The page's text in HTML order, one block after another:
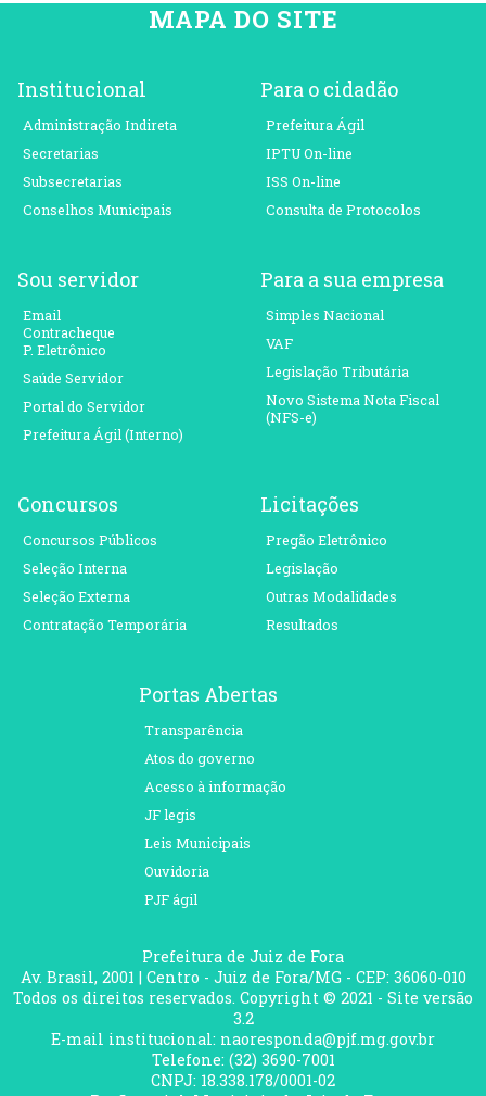
MAPA DO SITE
Institucional
Administração Indireta
Secretarias
Subsecretarias
Conselhos Municipais
Para o cidadão
Prefeitura Ágil
IPTU On-line
ISS On-line
Consulta de Protocolos
Sou servidor
Email
Contracheque
P. Eletrônico
Saúde Servidor
Portal do Servidor
Prefeitura Ágil (Interno)
Para a sua empresa
Simples Nacional
VAF
Legislação Tributária
Novo Sistema Nota Fiscal
(NFS-e)
Concursos
Concursos Públicos
Seleção Interna
Seleção Externa
Contratação Temporária
Licitações
Pregão Eletrônico
Legislação
Outras Modalidades
Resultados
Portas Abertas
Transparência
Atos do governo
Acesso à informação
JF legis
Leis Municipais
Ouvidoria
PJF ágil
Prefeitura de Juiz de Fora
Av. Brasil, 2001 | Centro - Juiz de Fora/MG - CEP: 36060-010
Todos os direitos reservados. Copyright © 2021 - Site versão
3.2
E-mail institucional: naoresponda@pjf.mg.gov.br
Telefone: (32) 3690-7001
CNPJ: 18.338.178/0001-02